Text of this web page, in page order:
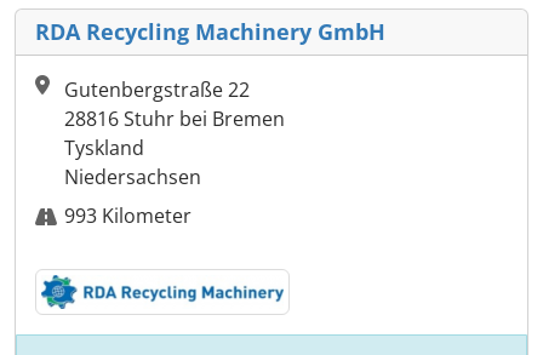
RDA Recycling Machinery GmbH
Gutenbergstraße 22
28816 Stuhr bei Bremen
Tyskland
Niedersachsen
993 Kilometer